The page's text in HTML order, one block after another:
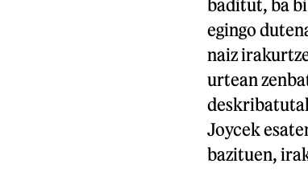
baditut, ba
egingo
naiz
urtean
Joycek
bazituen,